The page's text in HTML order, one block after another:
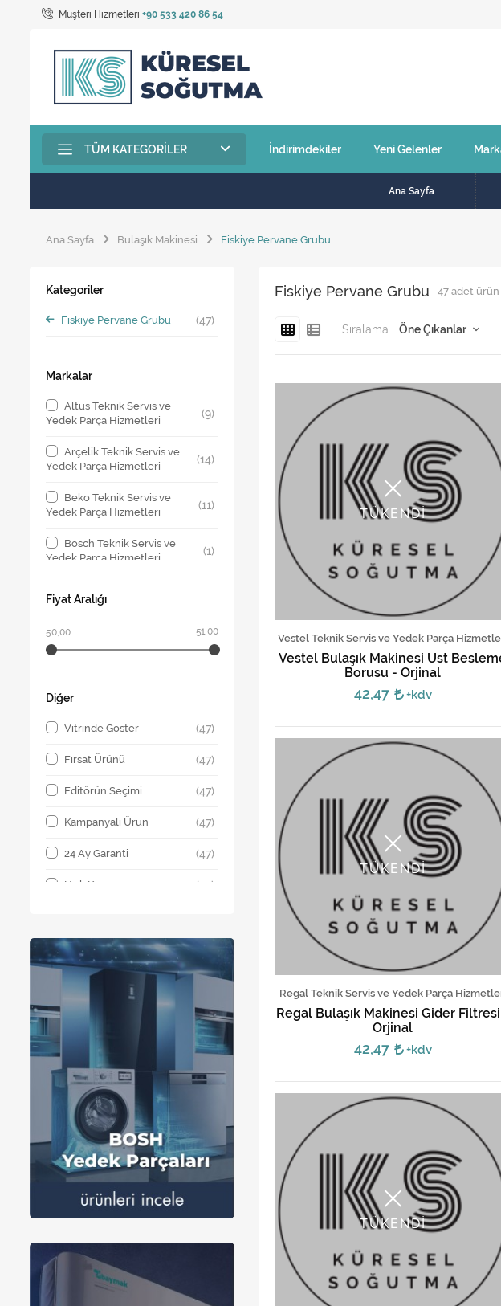
Müşteri Hizmetleri +90 533 420 86 54
TÜM KATEGORILER İndirimdekiler Yeni Gelenler
Ana Sayfa
Ana Sayfa Bulaşık Makinesi Fiskiye Pervane Grubu
Fiskiye Pervane Grubu 47 adet
Sıralama
TÜKENDİ
Vestel Teknik Servis ve Yedek Parça
Vestel Bulaşık Makinesi Üst
Borusu - Orjinal
42,47 +kdv
TÜKENDİ
Regal Teknik Servis ve Yedek Parça
Regal Bulaşık Makinesi Gider
Orjinal
42,47 +kdv
TÜKENDİ
Kategoriler
Fiskiye Pervane Grubu (47)
Markalar
Altus Teknik Servis ve
Yedek Parça Hizmetleri
(9)
Arçelik Teknik Servis ve
Yedek Parça Hizmetleri
(14)
Beko Teknik Servis ve
Yedek Parça Hizmetleri
(11)
Bosch Teknik Servis ve
Yedek Parça Hizmetleri
(1)
Yedek Parça Hizmetleri
Regal Teknik Servis ve
Yedek Parça Hizmetleri
(5)
ve Yedek Parça Hizmetleri
Vestel Teknik Servis ve
(5)
Fiyat Aralığı
50,00 51,00
Diğer
Vitrinde Göster (47)
Fırsat Ürünü (47)
Editörün Seçimi (47)
Kampanyalı Ürün (47)
24 Ay Garanti (47)
Hızlı Kargo (47)